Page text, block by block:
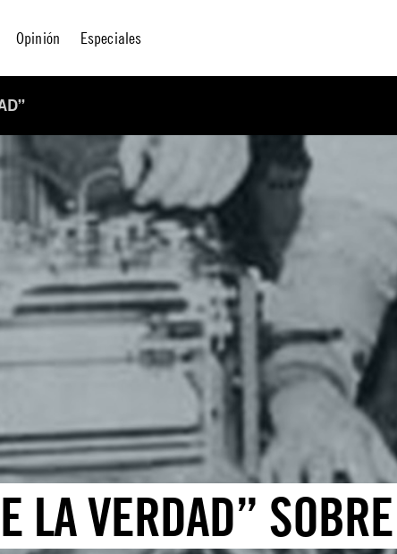
Opinión Especiales
LA VERDAD”